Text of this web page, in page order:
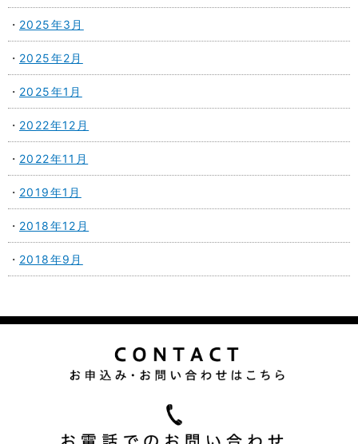
2025年3月
2025年2月
2025年1月
2022年12月
2022年11月
2019年1月
2018年12月
2018年9月